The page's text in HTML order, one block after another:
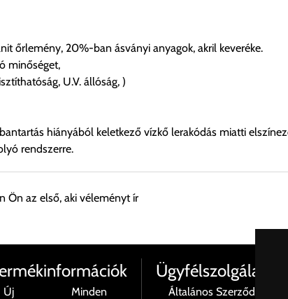
őrlemény, 20%-ban ásványi anyagok, akril keveréke.
minőséget,
U.V. állóság, )
hiányából keletkező vízkő lerakódás miatti
rendszerre.
követően ingyenesen átvenni Budapesti
Ön az első, aki véleményt ír
Új Minden
Ügyfélszolgálat
Általános Szerződési